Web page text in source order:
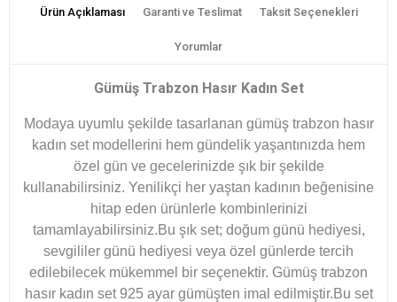
Ürün Açıklaması Garanti ve Teslimat Taksit Seçenekleri
Yorumlar
Gümüş Trabzon Hasır Kadın Set
Modaya uyumlu şekilde tasarlanan gümüş trabzon hasır
kadın set modellerini hem gündelik yaşantınızda hem
özel gün ve gecelerinizde şık bir şekilde
kullanabilirsiniz. Yenilikçi her yaştan kadının beğenisine
hitap eden ürünlerle kombinlerinizi
tamamlayabilirsiniz.Bu şık set; doğum günü hediyesi,
sevgililer günü hediyesi veya özel günlerde tercih
edilebilecek mükemmel bir seçenektir. Gümüş trabzon
hasır kadın set 925 ayar gümüşten imal edilmiştir.Bu set